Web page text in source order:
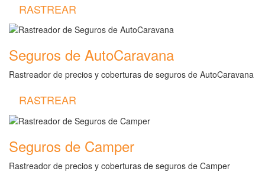
RASTREAR
Seguros de AutoCaravana
Rastreador de precios y coberturas de seguros de AutoCaravana
RASTREAR
Seguros de Camper
Rastreador de precios y coberturas de seguros de Camper